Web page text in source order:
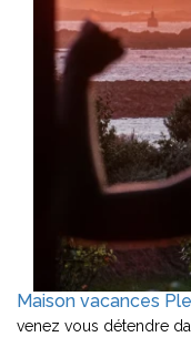
Maison vacances
venez vous détendre